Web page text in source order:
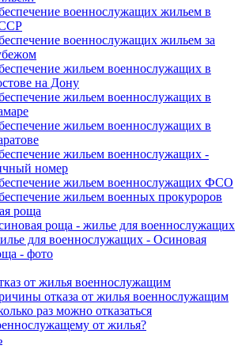
военнослужащих жильем в
военнослужащих жильем за
жильем военнослужащих в
на Дону
жильем военнослужащих в
жильем военнослужащих в
жильем военнослужащих -
номер
жильем военнослужащих ФСО
жильем военных прокуроров
роща
роща - жилье для военнослужащих
для военнослужащих - Осиновая
- фото
от жилья военнослужащим
отказа от жилья военнослужащим
раз можно отказаться
от жилья?